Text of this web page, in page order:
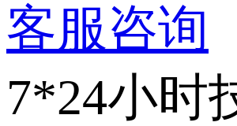
客服咨询
7*24小时